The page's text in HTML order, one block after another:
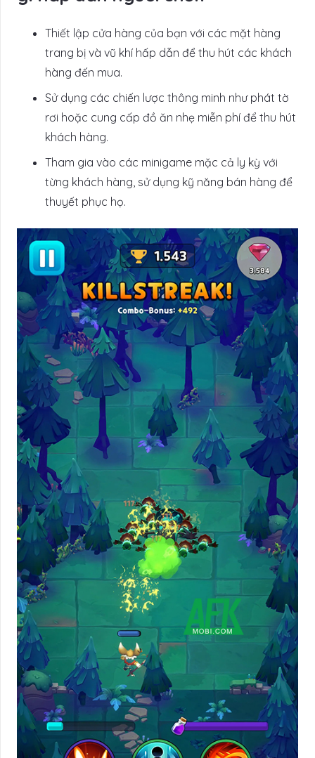
Thiết lập cửa hàng của bạn với các mặt hàng
trang bị và vũ khí hấp dẫn để thu hút các khách
hàng đến mua.
Sử dụng các chiến lược thông minh như phát tờ
rơi hoặc cung cấp đồ ăn nhẹ miễn phí để thu hút
khách hàng.
Tham gia vào các minigame mặc cả ly kỳ với
từng khách hàng, sử dụng kỹ năng bán hàng để
thuyết phục họ.